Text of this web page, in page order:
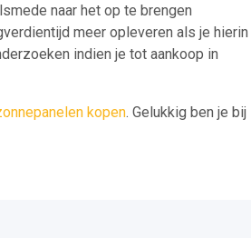
naar het op te brengen
meer opleveren als je hierin
indien je tot aankoop in
kopen. Gelukkig ben je bij